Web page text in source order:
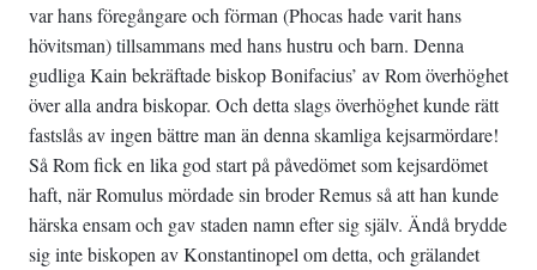
var hans föregångare och förman (Phocas hade varit hans
hövitsman) tillsammans med hans hustru och barn. Denna
gudliga Kain bekräftade biskop Bonifacius’ av Rom överhöghet
över alla andra biskopar. Och detta slags överhöghet kunde rätt
fastslås av ingen bättre man än denna skamliga kejsarmördare!
Så Rom fick en lika god start på påvedömet som kejsardömet
haft, när Romulus mördade sin broder Remus så att han kunde
härska ensam och gav staden namn efter sig själv. Ändå brydde
sig inte biskopen av Konstantinopel om detta, och grälandet